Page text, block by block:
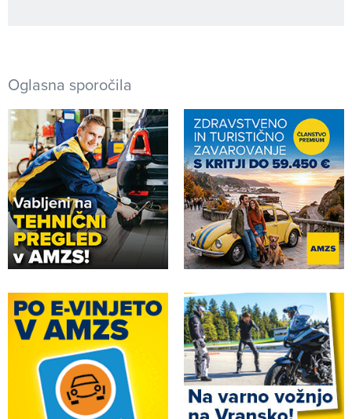
Oglasna sporočila